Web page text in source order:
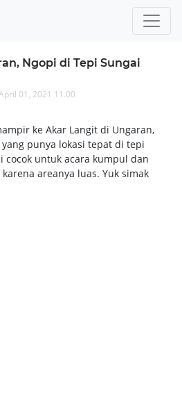
Ngopi di Tepi Sungai
01, 2021 11.00
ke Akar Langit di Ungaran,
punya lokasi tepat di tepi
cocok untuk acara kumpul dan
areanya luas. Yuk simak